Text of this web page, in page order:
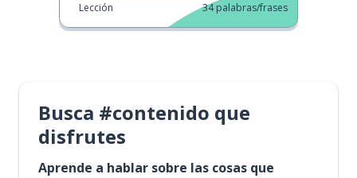
Lección 34 palabras/frases
Busca #contenido que
disfrutes
Aprende a hablar sobre las cosas que